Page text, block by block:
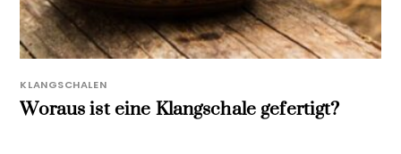
KLANGSCHALEN
Woraus ist eine Klangschale gefertigt?